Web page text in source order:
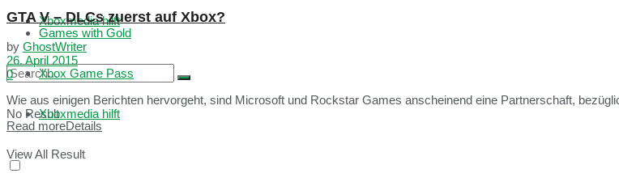
Xboxmedia hilft
No Result
View All Result
Games with Gold
Xbox Game Pass
Xboxmedia hilft
GTA V – DLCs zuerst auf Xbox?
by GhostWriter
26. April 2015
0
Wie aus einigen Berichten hervorgeht, sind Microsoft und Rockstar Games anscheinend eine Partnerschaft,
Read moreDetails